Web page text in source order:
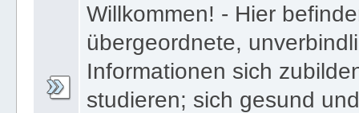
Willkommen! - Hier
übergeordnete,
Informationen sich
studieren; sich gesund